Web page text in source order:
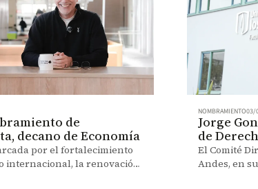
de
decano de Economía
por el fortalecimiento
internacional, la renovación
NOMBRAMIENTO03/
Jorge
de
El Comité
Andes, en